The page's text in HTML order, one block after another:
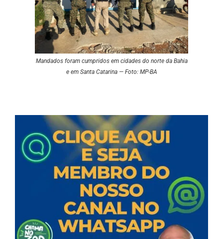
Mandados foram cumpridos em cidades do norte da Bahia
e em Santa Catarina — Foto: MP-BA